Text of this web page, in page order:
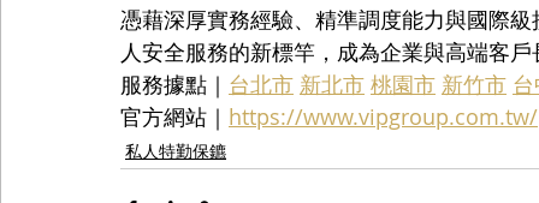
憑藉深厚實務經驗、精準調度能力與國際
人安全服務的新標竿，成為企業與高端客
服務據點｜ 台北市 新北市 桃園市 新竹市
官方網站｜ https://www.vipgroup.com.tw/
私人特勤保鑣